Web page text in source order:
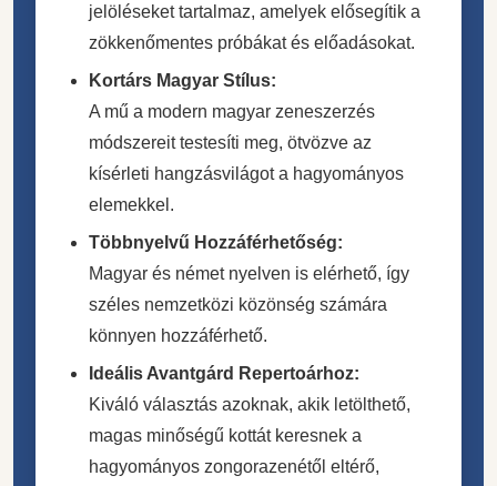
jelöléseket tartalmaz, amelyek elősegítik a
zökkenőmentes próbákat és előadásokat.
Kortárs Magyar Stílus:
A mű a modern magyar zeneszerzés
módszereit testesíti meg, ötvözve az
kísérleti hangzásvilágot a hagyományos
elemekkel.
Többnyelvű Hozzáférhetőség:
Magyar és német nyelven is elérhető, így
széles nemzetközi közönség számára
könnyen hozzáférhető.
Ideális Avantgárd Repertoárhoz:
Kiváló választás azoknak, akik letölthető,
magas minőségű kottát keresnek a
hagyományos zongorazenétől eltérő,